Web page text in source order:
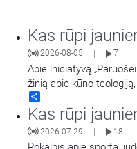
Kas rūpi
2026-08-05 7
Apie iniciatyvą
žinią apie kūno
šventovės jaunimas.
Kas rūpi
2026-07-29 18